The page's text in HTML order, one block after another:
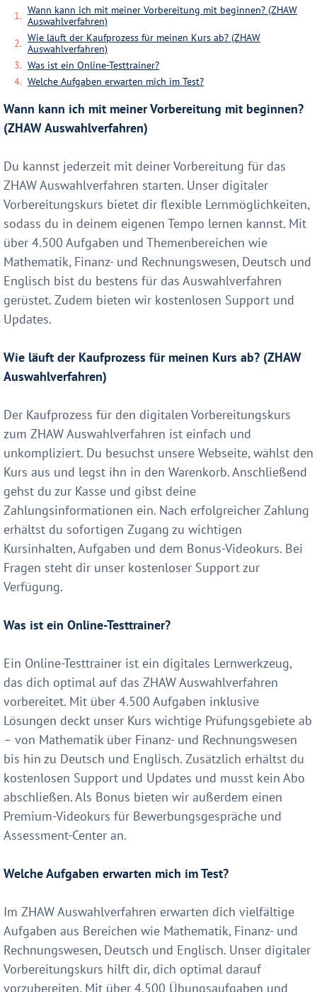
Wann kann ich mit meiner Vorbereitung mit beginnen? (ZHAW
Auswahlverfahren)
Wie läuft der Kaufprozess für meinen Kurs ab? (ZHAW
Auswahlverfahren)
Was ist ein Online-Testtrainer?
Welche Aufgaben erwarten mich im Test?
Wann kann ich mit meiner Vorbereitung mit beginnen?
(ZHAW Auswahlverfahren)
Du kannst jederzeit mit deiner Vorbereitung für das
ZHAW Auswahlverfahren starten. Unser digitaler
Vorbereitungskurs bietet dir flexible Lernmöglichkeiten,
sodass du in deinem eigenen Tempo lernen kannst. Mit
über 4.500 Aufgaben und Themenbereichen wie
Mathematik, Finanz- und Rechnungswesen, Deutsch und
Englisch bist du bestens für das Auswahlverfahren
gerüstet. Zudem bieten wir kostenlosen Support und
Updates.
Wie läuft der Kaufprozess für meinen Kurs ab? (ZHAW
Auswahlverfahren)
Der Kaufprozess für den digitalen Vorbereitungskurs
zum ZHAW Auswahlverfahren ist einfach und
unkompliziert. Du besuchst unsere Webseite, wählst den
Kurs aus und legst ihn in den Warenkorb. Anschließend
gehst du zur Kasse und gibst deine
Zahlungsinformationen ein. Nach erfolgreicher Zahlung
erhältst du sofortigen Zugang zu wichtigen
Kursinhalten, Aufgaben und dem Bonus-Videokurs. Bei
Fragen steht dir unser kostenloser Support zur
Verfügung.
Was ist ein Online-Testtrainer?
Ein Online-Testtrainer ist ein digitales Lernwerkzeug,
das dich optimal auf das ZHAW Auswahlverfahren
vorbereitet. Mit über 4.500 Aufgaben inklusive
Lösungen deckt unser Kurs wichtige Prüfungsgebiete ab
– von Mathematik über Finanz- und Rechnungswesen
bis hin zu Deutsch und Englisch. Zusätzlich erhältst du
kostenlosen Support und Updates und musst kein Abo
abschließen. Als Bonus bieten wir außerdem einen
Premium-Videokurs für Bewerbungsgespräche und
Assessment-Center an.
Welche Aufgaben erwarten mich im Test?
Im ZHAW Auswahlverfahren erwarten dich vielfältige
Aufgaben aus Bereichen wie Mathematik, Finanz- und
Rechnungswesen, Deutsch und Englisch. Unser digitaler
Vorbereitungskurs hilft dir, dich optimal darauf
vorzubereiten. Mit über 4.500 Übungsaufgaben und